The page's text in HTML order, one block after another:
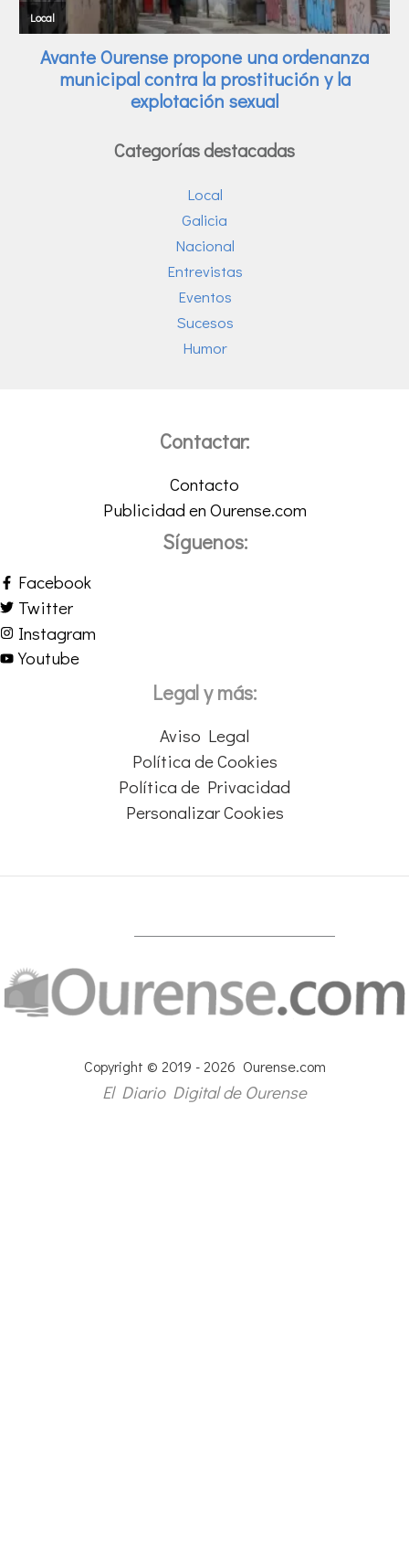
Categorías destacadas
Local
Galicia
Nacional
Entrevistas
Eventos
Sucesos
Humor
Contactar:
Contacto
Publicidad en Ourense.com
Síguenos:
Facebook
Twitter
Instagram
Youtube
Legal y más:
Aviso Legal
Política de Cookies
Política de Privacidad
Personalizar Cookies
Copyright © 2019 - 2026 Ourense.com
El Diario Digital de Ourense